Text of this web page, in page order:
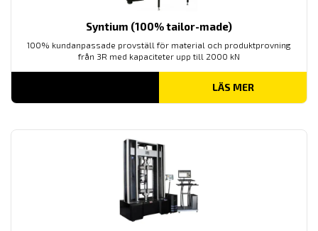
Syntium (100% tailor-made)
100% kundanpassade provställ för material och produktprovning
från 3R med kapaciteter upp till 2000 kN
LÄS MER